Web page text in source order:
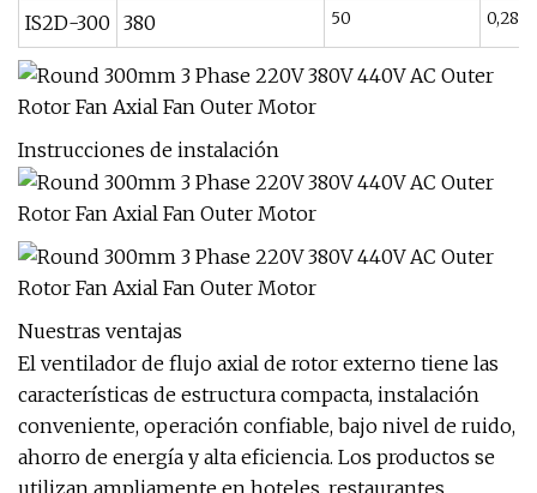
IS2D-300 380 50 0,28
Instrucciones de instalación
Nuestras ventajas
El ventilador de flujo axial de rotor externo tiene las
características de estructura compacta, instalación
conveniente, operación confiable, bajo nivel de ruido,
ahorro de energía y alta eficiencia. Los productos se
utilizan ampliamente en hoteles, restaurantes,